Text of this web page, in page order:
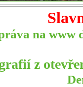
na www
z